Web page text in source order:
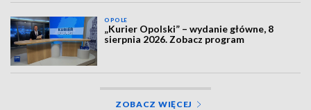
OPOLE
„Kurier Opolski” – wydanie główne, 8
sierpnia 2026. Zobacz program
ZOBACZ WIĘCEJ